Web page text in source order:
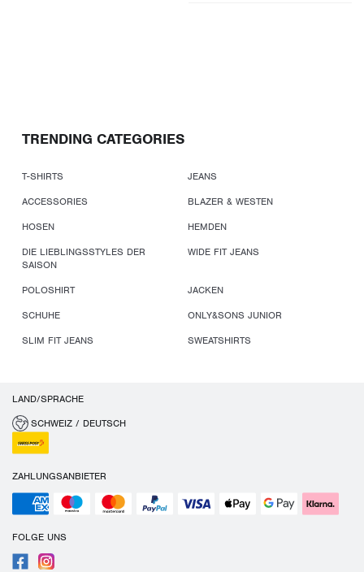
TRENDING CATEGORIES
T-SHIRTS
JEANS
ACCESSORIES
BLAZER & WESTEN
HOSEN
HEMDEN
DIE LIEBLINGSSTYLES DER
SAISON
WIDE FIT JEANS
POLOSHIRT
JACKEN
SCHUHE
ONLY&SONS JUNIOR
SLIM FIT JEANS
SWEATSHIRTS
LAND/SPRACHE
SCHWEIZ / DEUTSCH
ZAHLUNGSANBIETER
FOLGE UNS